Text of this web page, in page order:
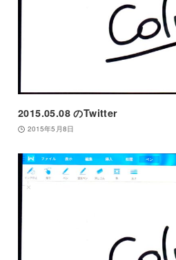
2015.05.08 のTwitter
2015年5月8日